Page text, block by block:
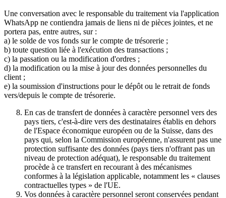
Une conversation avec le responsable du traitement via l'application
WhatsApp ne contiendra jamais de liens ni de pièces jointes, et ne
portera pas, entre autres, sur :
a) le solde de vos fonds sur le compte de trésorerie ;
b) toute question liée à l'exécution des transactions ;
c) la passation ou la modification d'ordres ;
d) la modification ou la mise à jour des données personnelles du
client ;
e) la soumission d'instructions pour le dépôt ou le retrait de fonds
vers/depuis le compte de trésorerie.
En cas de transfert de données à caractère personnel vers des
pays tiers, c'est-à-dire vers des destinataires établis en dehors
de l'Espace économique européen ou de la Suisse, dans des
pays qui, selon la Commission européenne, n'assurent pas une
protection suffisante des données (pays tiers n'offrant pas un
niveau de protection adéquat), le responsable du traitement
procède à ce transfert en recourant à des mécanismes
conformes à la législation applicable, notamment les « clauses
contractuelles types » de l'UE.
Vos données à caractère personnel seront conservées pendant